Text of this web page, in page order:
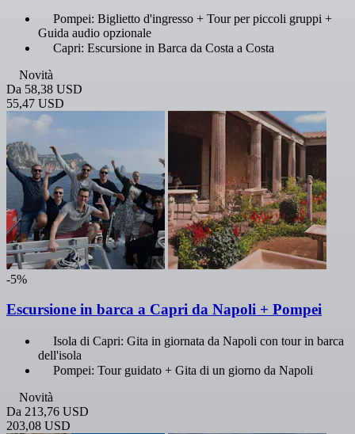
Pompei: Biglietto d'ingresso + Tour per piccoli gruppi +
Guida audio opzionale
Capri: Escursione in Barca da Costa a Costa
Novità
Da 58,38 USD
55,47 USD
-5%
Escursione in barca a Capri da Napoli + Pompei
Isola di Capri: Gita in giornata da Napoli con tour in barca
dell'isola
Pompei: Tour guidato + Gita di un giorno da Napoli
Novità
Da 213,76 USD
203,08 USD